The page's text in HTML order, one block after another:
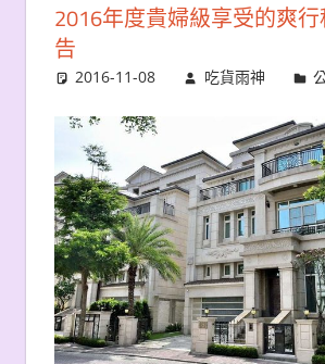
2016年度貴婦級享受的爽
告
2016-11-08 吃貨雨神